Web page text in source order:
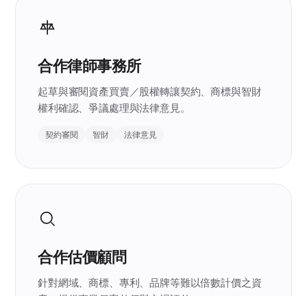
合作律師事務所
起草與審閱資產買賣／股權轉讓契約、商標與智財
權利確認、爭議處理與法律意見。
契約審閱 智財 法律意見
合作估價顧問
針對網域、商標、專利、品牌等難以倍數計價之資